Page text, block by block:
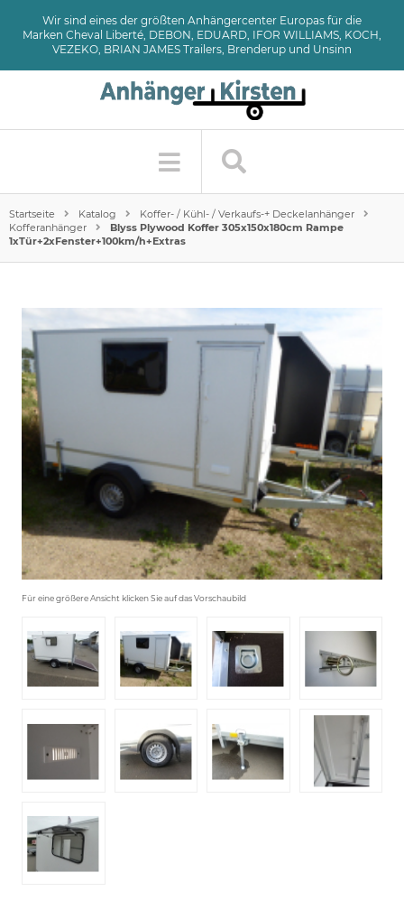
Wir sind eines der größten Anhängercenter Europas für die
Marken Cheval Liberté, DEBON, EDUARD, IFOR WILLIAMS, KOCH,
VEZEKO, BRIAN JAMES Trailers, Brenderup und Unsinn
Startseite Katalog
Koffer- / Kühl- / Verkaufs-+ Deckelanhänger
Kofferanhänger
Blyss Plywood Koffer 305x150x180cm Rampe
1xTür+2xFenster+100km/h+Extras
Für eine größere Ansicht klicken Sie auf das Vorschaubild